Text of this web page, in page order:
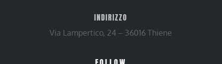
INDIRIZZO
Via Lampertico, 24 – 36016 Thiene